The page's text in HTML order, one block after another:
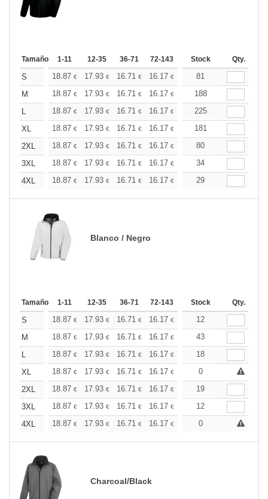
Tamaño 1-11 12-35 36-71 72-143 144-287 288 +
Stock Qty.
S 18.87 € 17.93 € 16.71 € 16.17 € 15.37
81
M
18.87 € 17.93 € 16.71 € 16.17 € 15.37€
188
L
18.87 € 17.93 € 16.71 € 16.17 € 15.37€
225
XL
18.87 € 17.93 € 16.71 € 16.17 € 15.37€
181
2XL
18.87 € 17.93 € 16.71 € 16.17 € 15.37€
80
3XL
18.87 € 17.93 € 16.71 € 16.17 € 15.37€
34
4XL
18.87 € 17.93 € 16.71 € 16.17 € 15.37€
29
Blanco / Negro
Tamaño 1-11 12-35 36-71 72-143 144-287 288 +
Stock Qty.
S 18.87 € 17.93 € 16.71 € 16.17 € 15.37€
12
M
18.87 € 17.93 € 16.71 € 16.17 € 15.37€
43
L
18.87 € 17.93 € 16.71 € 16.17 € 15.37€
18
XL
18.87 € 17.93 € 16.71 € 16.17 € 15.37 €
0
2XL
18.87 € 17.93 € 16.71 € 16.17 € 15.37€
19
3XL
18.87 € 17.93 € 16.71 € 16.17 € 15.37€
12
4XL
18.87 € 17.93 € 16.71 € 16.17 € 15.37 €
0
Charcoal/Black